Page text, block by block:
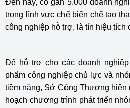
Đến nay, có gần 5.000 doanh
trong lĩnh vực chế biến chế tạo
công nghiệp hỗ trợ, là tín hiệu
Để hỗ trợ cho các doanh
phẩm công nghiệp chủ lực và
tiềm năng, Sở Công Thương hiện
hoạch chương trình phát triển